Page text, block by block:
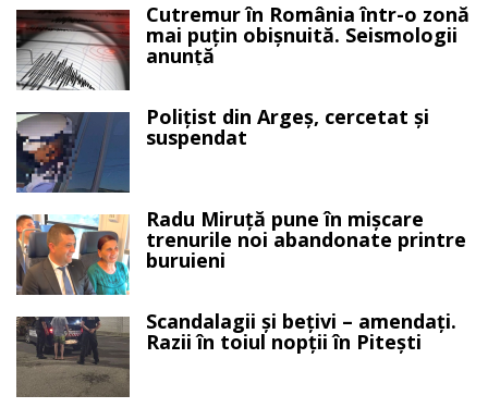
Cutremur în România într-o zonă
mai puțin obișnuită. Seismologii
anunță
Polițist din Argeș, cercetat și
suspendat
Radu Miruță pune în mișcare
trenurile noi abandonate printre
buruieni
Scandalagii și bețivi – amendați.
Razii în toiul nopții în Pitești